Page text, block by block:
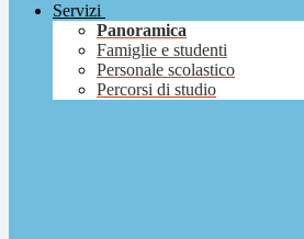
Servizi
Panoramica
Famiglie e studenti
Personale scolastico
Percorsi di studio